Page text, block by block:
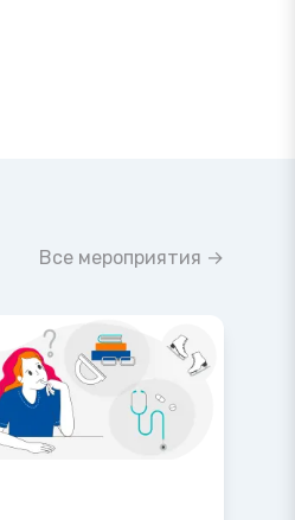
Все мероприятия →